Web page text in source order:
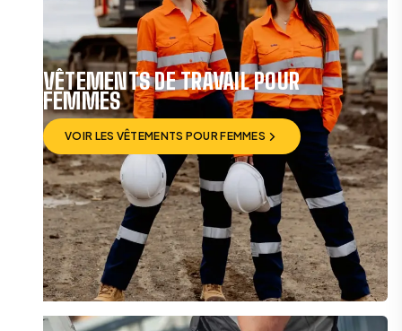
VÊTEMENTS DE TRAVAIL POUR
FEMMES
VOIR LES VÊTEMENTS POUR FEMMES
VOIR LES VÊTEMENTS POUR FEMMES